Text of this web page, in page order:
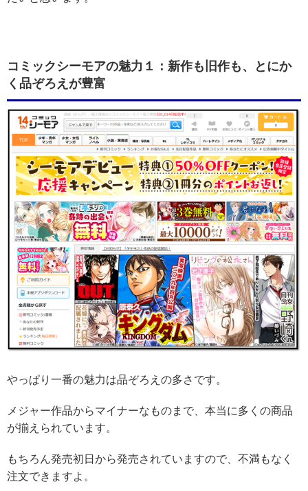
コミックシーモアの魅力１：新作も旧作も、とにか
く品ぞろえが豊富
やっぱり一番の魅力は品ぞろえの多さです。
メジャー作品からマイナーなものまで、本当に多くの商品
が揃えられています。
もちろん発売初日から発売されていますので、不満もなく
注文できますよ。